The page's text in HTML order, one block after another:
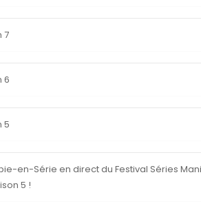
7
6
5
en-Série en direct du Festival Séries
5 !